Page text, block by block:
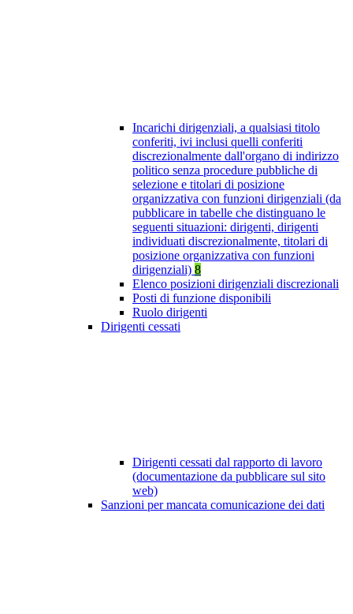
Incarichi dirigenziali, a qualsiasi titolo
conferiti, ivi inclusi quelli conferiti
discrezionalmente dall'organo di indirizzo
politico senza procedure pubbliche di
selezione e titolari di posizione
organizzativa con funzioni dirigenziali (da
pubblicare in tabelle che distinguano le
seguenti situazioni: dirigenti, dirigenti
individuati discrezionalmente, titolari di
posizione organizzativa con funzioni
dirigenziali) 8
Elenco posizioni dirigenziali discrezionali
Posti di funzione disponibili
Ruolo dirigenti
Dirigenti cessati
Dirigenti cessati dal rapporto di lavoro
(documentazione da pubblicare sul sito
web)
Sanzioni per mancata comunicazione dei dati